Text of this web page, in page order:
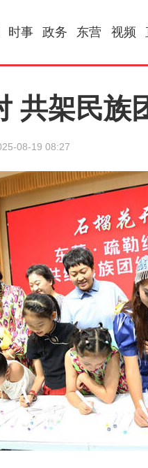
时事 政务 东营 视频
共架民族
08-19 08:27